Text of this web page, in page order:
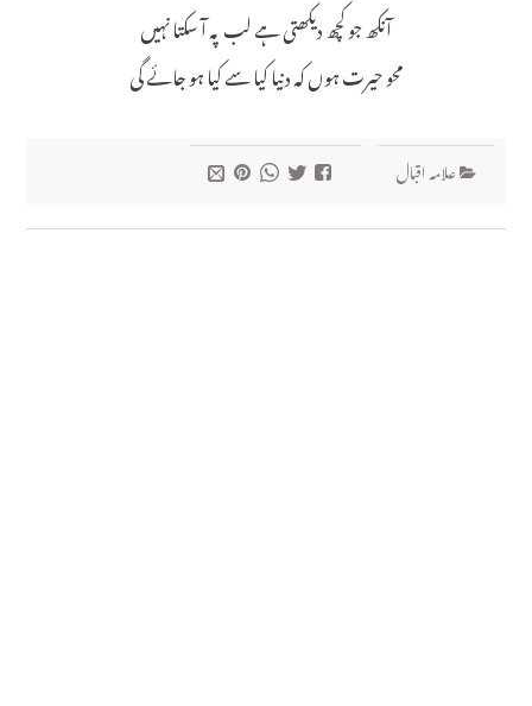
آنکھ جو کچھ دیکھتی ہے لب پہ آ سکتا نہیں
محو حیرت ہوں کہ دنیا کیا سے کیا ہو جائے گی
علامہ اقبال